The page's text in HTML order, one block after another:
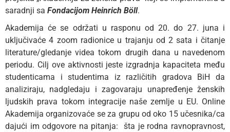
saradnji sa Fondacijom Heinrich Bӧll.
Akademija će se održati u rasponu od 20. do 27. juna i
uključivaće 4 zoom radionice u trajanju od 2 sata i čitanje
literature/gledanje videa tokom drugih dana u navedenom
periodu. Cilj ove aktivnosti jeste izgradnja kapaciteta među
studenticama i studentima iz različitih gradova BiH da
analiziraju, nadgledaju i zagovaraju unapređenje ženskih
ljudskih prava tokom integracije naše zemlje u EU. Online
Akademija organizovaće se za grupu od oko 15 učesnika/ca
dajući im odgovore na pitanja: šta je rodna ravnopravnost,